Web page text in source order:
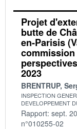
Projet
butte de
en-Parisis
2023
BRENTRUP,
INSPECTION
DEVELOPPEMENT
Rapport: sept.
n°010255-02